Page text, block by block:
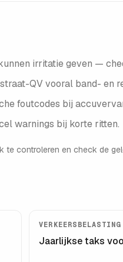
irritatie geven —
QV vooral band- en
foutcodes bij
warnings bij korte ritten.
te controleren en check de
VERKEERSBELASTING
Jaarlijkse taks